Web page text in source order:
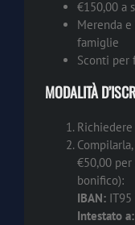
€150,00 a
Merenda
famiglie
Sconti per
MODALITÀ
Richiedere
€50,00
bonifico):
IBAN:
Intestato a: